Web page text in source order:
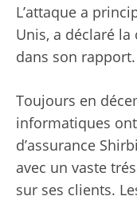
L’attaque a
Unis, a déclaré
dans son rapport.
Toujours en
informatiques
d’assurance
avec un vaste
sur ses clients.